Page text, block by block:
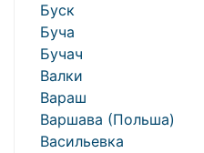
Буск
Буча
Бучач
Валки
Вараш
Варшава (Польша)
Васильевка